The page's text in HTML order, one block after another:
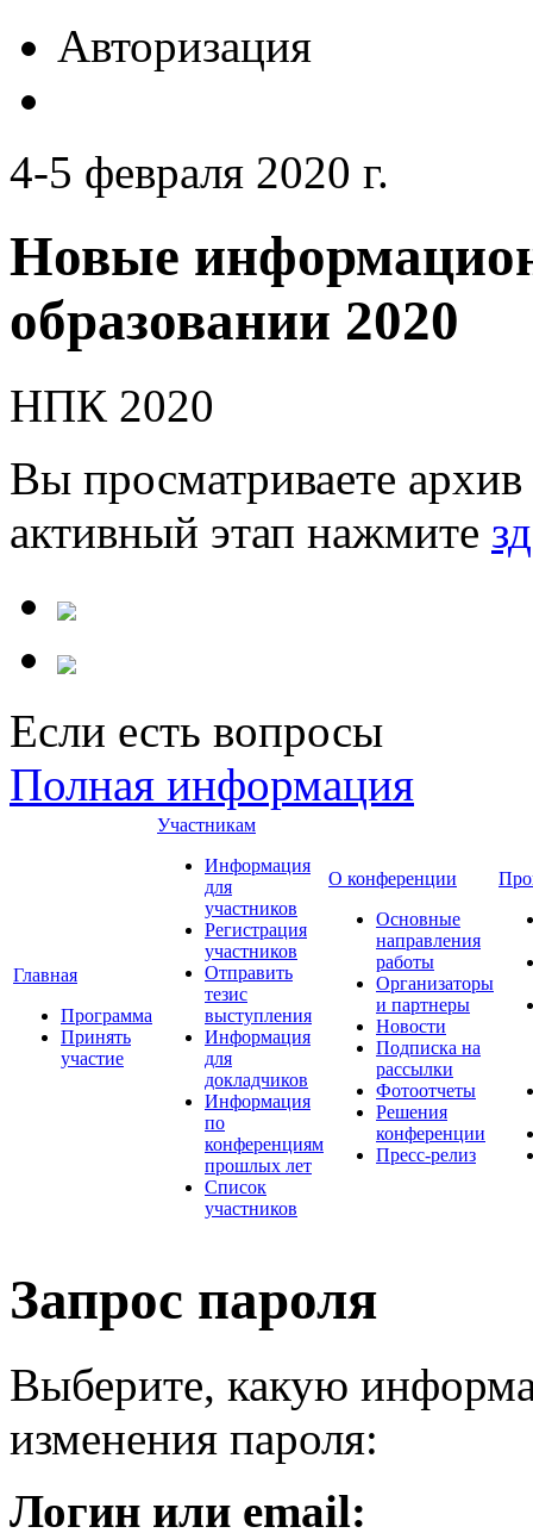
Авторизация
4-5 февраля 2020 г.
Новые
образовании 2020
НПК 2020
Вы просматриваете
активный этап нажмите
Если есть вопросы
Полная информация
Главная
Программа
Принять
участие
Участникам
Информация
для
участников
Регистрация
участников
Отправить
тезис
выступления
Информация
для
докладчиков
Информация
по
конференциям
прошлых лет
Список
участников
О конференции
Основные
направления
работы
Организаторы
и партнеры
Новости
Подписка на
рассылки
Фотоотчеты
Решения
конференции
Пресс-релиз
Запрос пароля
Выберите, какую
изменения пароля:
Логин или email: